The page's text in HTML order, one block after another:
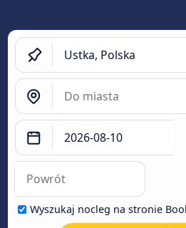
Wyszukaj nocleg na stronie